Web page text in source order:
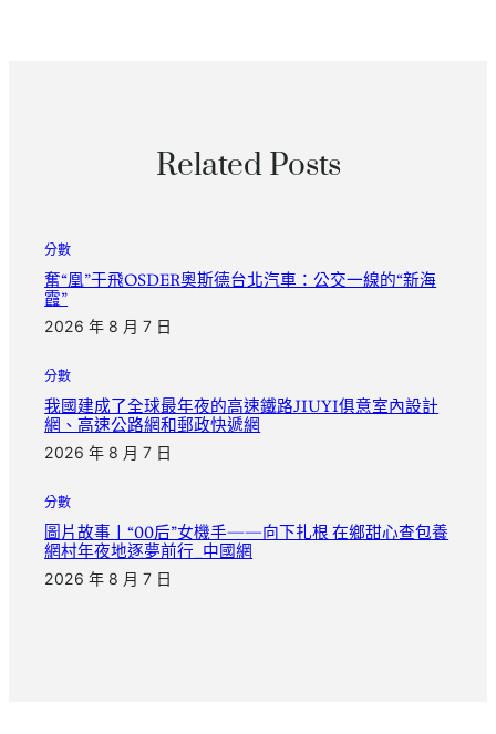
Related Posts
分數
奮“凰”于飛OSDER奧斯德台北汽車：公交一線的“新海
霞”
2026 年 8 月 7 日
分數
我國建成了全球最年夜的高速鐵路JIUYI俱意室內設計
網、高速公路網和郵政快遞網
2026 年 8 月 7 日
分數
圖片故事丨“00后”女機手——向下扎根 在鄉甜心查包養
網村年夜地逐夢前行_中國網
2026 年 8 月 7 日